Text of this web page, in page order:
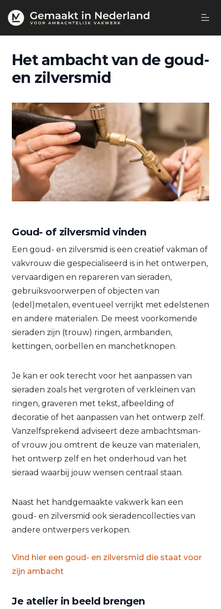
Het ambacht van de goud-
en zilversmid
Goud- of zilversmid vinden
Een goud- en zilversmid is een creatief vakman of
vakvrouw die gespecialiseerd is in het ontwerpen,
vervaardigen en repareren van sieraden,
gebruiksvoorwerpen of objecten van
(edel)metalen, eventueel verrijkt met edelstenen
en andere materialen. De meest voorkomende
sieraden zijn (trouw) ringen, armbanden,
kettingen, oorbellen en manchetknopen.
Je kan er ook terecht voor het aanpassen van
sieraden zoals het vergroten of verkleinen van
ringen, graveren met tekst, afbeelding of
decoratie of het aanpassen van het ontwerp zelf.
Vanzelfsprekend adviseert deze ambachtsman-
of vrouw jou omtrent de keuze van materialen,
het ontwerp zelf en het onderhoud van het
sieraad waarbij jouw wensen centraal staan.
Naast het handgemaakte vakwerk kan een
goud- en zilversmid ook sieradencollecties van
andere ontwerpers verkopen.
Vind hier een goud- en zilversmid die staat voor
zijn ambacht
Je atelier in beeld brengen